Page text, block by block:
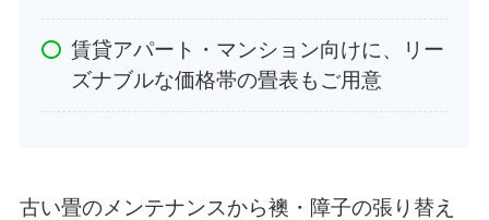
賃貸アパート・マンション向けに、リー
ズナブルな価格帯の畳表もご用意
古い畳のメンテナンスから襖・障子の張り替え